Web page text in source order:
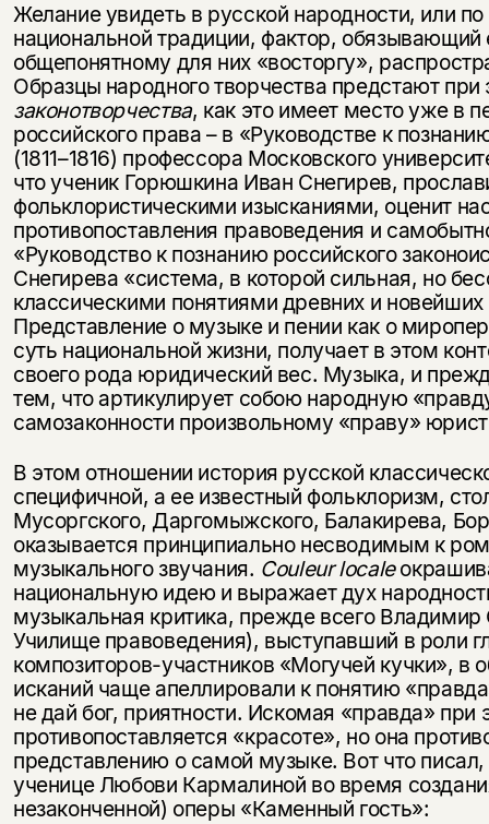
Желание увидеть в русской народности, или
национальной традиции, фактор, обязывающий
общепонятному для них «восторгу»,
Образцы народного творчества предстают
законотворчества, как это имеет место уже в
российского права – в «Руководстве к
(1811–1816) профессора Московского
что ученик Горюшкина Иван Снегирев,
фольклористическими изысканиями, оценит
противопоставления правоведения и
«Руководство к познанию российского
Снегирева «система, в которой сильная, но
классическими понятиями древних и
Представление о музыке и пении как о
суть национальной жизни, получает в этом
своего рода юридический вес. Музыка, и
тем, что артикулирует собою народную
самозаконности произвольному «праву»
В этом отношении история русской
специфичной, а ее известный фольклоризм,
Мусоргского, Даргомыжского, Балакирева,
оказывается принципиально несводимым к
музыкального звучания. Сouleurlocale
национальную идею и выражает дух
музыкальная критика, прежде всего Владимир
Училище правоведения), выступавший в роли
композиторов-участников «Могучей кучки», в
исканий чаще апеллировали к понятию
не дай бог, приятности. Искомая «правда» при
противопоставляется «красоте», но она
представлению о самой музыке. Вот что
ученице Любови Кармалиной во время
незаконченной) оперы «Каменный гость»: